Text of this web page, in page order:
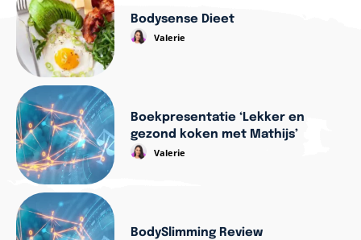
Bodysense Dieet
Valerie
Boekpresentatie ‘Lekker en
gezond koken met Mathijs’
Valerie
BodySlimming Review